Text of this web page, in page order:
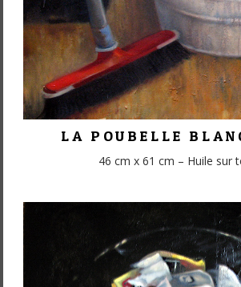
LA POUBELLE
46 cm x 61 cm – Huile sur